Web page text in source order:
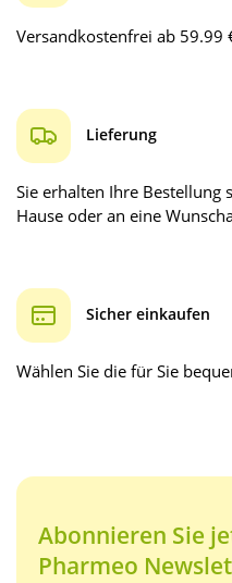
Versandkostenfrei ab 59.99
Lieferung
Sie erhalten Ihre Bestellung
Hause oder an eine
Sicher einkaufen
Wählen Sie die für Sie
Abonnieren Sie
Pharmeo